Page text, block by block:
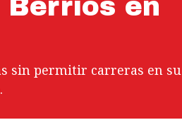
en
sin permitir carreras en su